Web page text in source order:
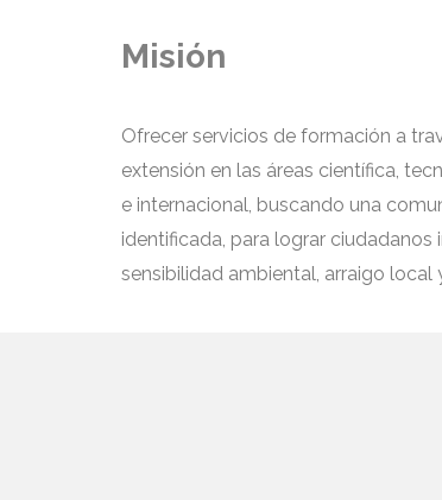
Misión
Ofrecer servicios de formación a
extensión en las áreas científica,
e internacional, buscando una
identificada, para lograr
sensibilidad ambiental, arraigo local